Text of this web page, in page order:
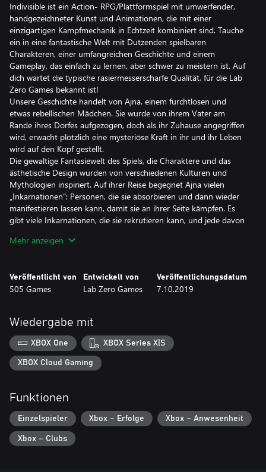
Indivisible ist ein Action- RPG/Plattformspiel mit umwerfender,
handgezeichneter Kunst und Animationen, die mit einer
einzigartigen Kampfmechanik in Echtzeit kombiniert sind. Tauche
ein in eine fantastische Welt mit Dutzenden spielbaren
Charakteren, einer umfangreichen Geschichte und einem
Gameplay, das einfach zu lernen, aber schwer zu meistern ist. Auf
dich wartet die typische rasiermesserscharfe Qualität, für die Lab
Zero Games bekannt ist!
Unsere Geschichte handelt von Ajna, einem furchtlosen und
etwas rebellischen Mädchen. Sie wurde von ihrem Vater am
Rande ihres Dorfes aufgezogen, doch als ihr Zuhause angegriffen
wird, erwacht plötzlich eine mysteriöse Kraft in ihr und ihr Leben
wird auf den Kopf gestellt.
Die gewaltige Fantasiewelt des Spiels, die Charaktere und das
ästhetische Design wurden von verschiedenen Kulturen und
Mythologien inspiriert. Auf ihrer Reise begegnet Ajna vielen
„Inkarnationen“: Personen, die sie absorbieren und dann wieder
manifestieren lassen kann, damit sie an ihrer Seite kämpfen. Es
gibt viele Inkarnationen, die sie rekrutieren kann, und jede davon
Menschen aus fernen Ländern vereint, erfährt Ajna mehr über
Mehr anzeigen
Veröffentlicht von
505 Games
Entwickelt von
Lab Zero Games
Veröffentlichungsdatum
7.10.2019
Wiedergabe mit
XBOX One XBOX Series X|S
XBOX Cloud Gaming
Funktionen
Einzelspieler Xbox – Erfolge Xbox – Anwesenheit
Xbox – Clubs